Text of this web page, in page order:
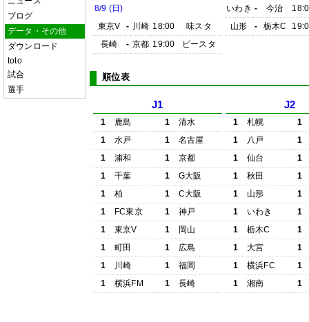
ブログ
データ・その他
ダウンロード
toto
試合
選手
8/9 (日)
東京V
- 川崎 18:00
味スタ
長崎
- 京都 19:00 ピースタ
いわき - 今治
山形
- 栃木C
順位表
J1
1 鹿島 1
清水
1
水戸 1
名古屋
1
浦和 1
京都
1
千葉 1
G大阪
1
柏 1
C大阪
1
FC東京 1
神戸
1
東京V 1
岡山
1
町田 1
広島
1
川崎 1
福岡
1
横浜FM 1 長崎
J2
1 札幌
1
1
八戸
1
1
仙台
1
1
秋田
1
1
山形
1
1
いわき
1
1
栃木C
1
1
大宮
1
1
横浜FC
1
1
湘南 1